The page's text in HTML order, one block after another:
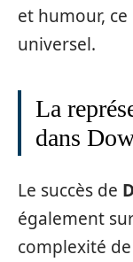
et humour,
universel.
La
dans
Le succès de
également
complexité